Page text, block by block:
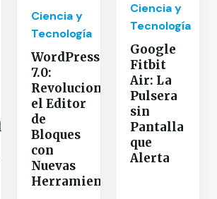
Ciencia y
Tecnología
WordPress
7.0:
Revoluciona
el Editor
de
Bloques
con
Nuevas
Herramientas
Ciencia y
Tecnología
Google
Fitbit
Air: La
Pulsera
sin
Pantalla
que
Alerta